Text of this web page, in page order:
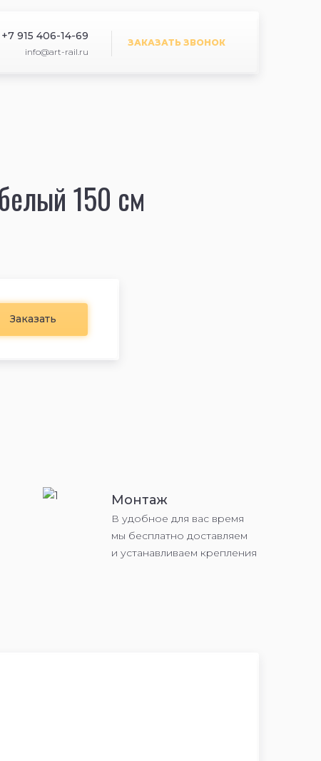
+7 915 406-14-69
info@art-rail.ru
ЗАКАЗАТЬ ЗВОНОК
150 см
Заказать
Монтаж
В удобное для вас время
мы бесплатно доставляем
и устанавливаем крепления